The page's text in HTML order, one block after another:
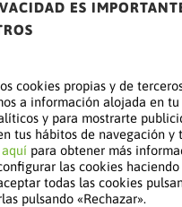
energía
el
de
ES
cookies propias y de
a información alojada en
y para mostrarte
tus hábitos de navegación y
aquí para obtener más
las cookies
todas las cookies
pulsando «Rechazar».